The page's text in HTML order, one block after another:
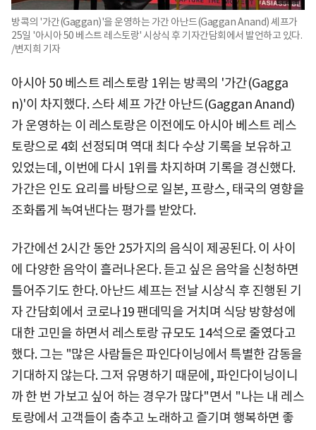
방콕의 '가간(Gaggan)'을 운영하는 가간 아난드(Gaggan Anand) 셰프가
25일 '아시아 50 베스트 레스토랑' 시상식 후 기자간담회에서 발언하고 있다.
/변지희 기자
아시아 50 베스트 레스토랑 1위는 방콕의 '가간(Gagga
n)'이 차지했다. 스타 셰프 가간 아난드(Gaggan Anand)
가 운영하는 이 레스토랑은 이전에도 아시아 베스트 레스
토랑으로 4회 선정되며 역대 최다 수상 기록을 보유하고
있었는데, 이번에 다시 1위를 차지하며 기록을 경신했다.
가간은 인도 요리를 바탕으로 일본, 프랑스, 태국의 영향을
조화롭게 녹여낸다는 평가를 받았다.
가간에선 2시간 동안 25가지의 음식이 제공된다. 이 사이
에 다양한 음악이 흘러나온다. 듣고 싶은 음악을 신청하면
틀어주기도 한다. 아난드 셰프는 전날 시상식 후 진행된 기
자 간담회에서 코로나19 팬데믹을 거치며 식당 방향성에
대한 고민을 하면서 레스토랑 규모도 14석으로 줄였다고
했다. 그는 "많은 사람들은 파인다이닝에서 특별한 감동을
기대하지 않는다. 그저 유명하기 때문에, 파인다이닝이니
까 한 번 가보고 싶어 하는 경우가 많다"면서 "나는 내 레스
토랑에서 고객들이 춤추고 노래하고 즐기며 행복하면 좋